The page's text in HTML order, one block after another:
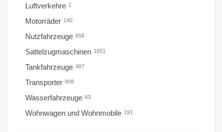
Luftverkehre 1
Motorräder 140
Nutzfahrzeuge 658
Sattelzugmaschinen 1651
Tankfahrzeuge 487
Transporter 908
Wasserfahrzeuge 63
Wohnwagen und Wohnmobile 191